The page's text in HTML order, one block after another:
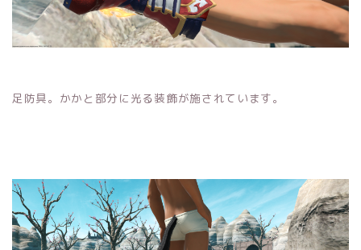
足防具。かかと部分に光る装飾が施されています。